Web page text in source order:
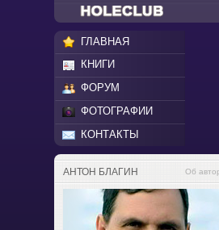
ГЛАВНАЯ
КНИГИ
ФОРУМ
ФОТОГРАФИИ
КОНТАКТЫ
АНТОН БЛАГИН Об